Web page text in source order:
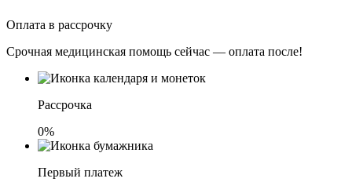
Оплата в рассрочку
Срочная медицинская помощь сейчас — оплата после!
Рассрочка
0%
Первый платеж